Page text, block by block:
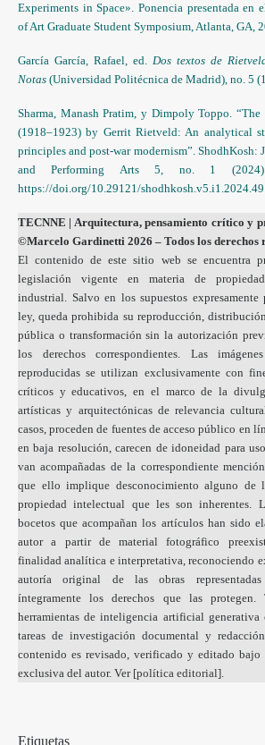
Experiments in Space». Ponencia presentada en
of Art Graduate Student Symposium, Atlanta, GA,
García García, Rafael, ed.Dos textos de
Notas (Universidad Politécnica de Madrid), no. 5
Sharma, Manash Pratim, y Dimpoly Toppo.
(1918–1923) by Gerrit Rietveld: An analytical
principles and post-war modernism”. ShodhKosh:
and Performing Arts 5, no. 1 (2024):
https://doi.org/10.29121/
TECNNE | Arquitectura, pensamiento crítico y
©Marcelo Gardinetti 2026 – Todos los derechos
El contenido de este sitio web se encuentra
legislación vigente en materia de
industrial. Salvo en los supuestos
ley, queda prohibida su reproducción,
pública o transformación sin la autorización
los derechos correspondientes. Las
reproducidas se utilizan exclusivamente con
críticos y educativos, en el marco de la
artísticas y arquitectónicas de relevancia
casos, proceden de fuentes de acceso público en
en baja resolución, carecen de idoneidad para
van acompañadas de la correspondiente
que ello implique desconocimiento alguno de
propiedad intelectual que les son inherentes.
bocetos que acompañan los artículos han sido
autor a partir de material fotográfico
finalidad analítica e interpretativa, reconociendo
autoría original de las obras
íntegramente los derechos que las protegen.
herramientas de inteligencia artificial generativa
tareas de investigación documental y
contenido es revisado, verificado y editado bajo
exclusiva del autor. Ver [política editorial].
Etiquetas